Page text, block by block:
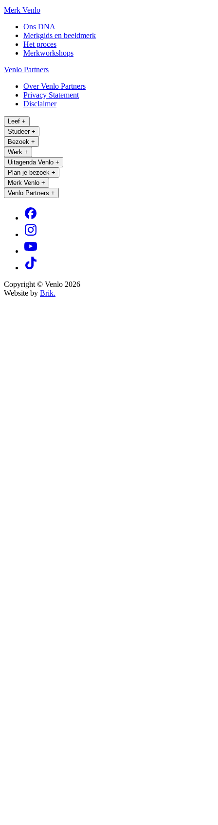
Merk Venlo
Ons DNA
Merkgids en beeldmerk
Het proces
Merkworkshops
Venlo Partners
Over Venlo Partners
Privacy Statement
Disclaimer
Leef +
Studeer +
Bezoek +
Werk +
Uitagenda Venlo +
Plan je bezoek +
Merk Venlo +
Venlo Partners +
Copyright © Venlo 2026
Website by Brik.